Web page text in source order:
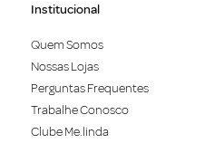
Institucional
Quem Somos
Nossas Lojas
Perguntas Frequentes
Trabalhe Conosco
Clube Me.linda